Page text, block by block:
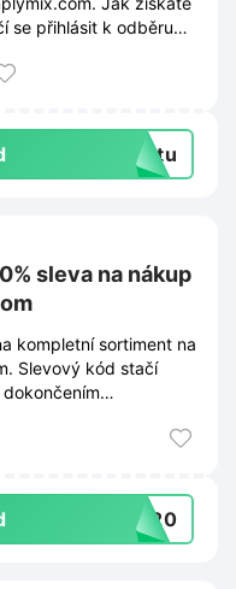
se přihlásit k odběru
Přihlášením k
extu
sleva na nákup
kompletní sortiment na
Slevový kód stačí
IC20